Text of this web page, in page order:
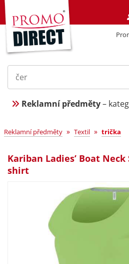
Reklamní předměty–
Reklamní předměty » Textil » trička
Kariban Ladies’ Boat
shirt